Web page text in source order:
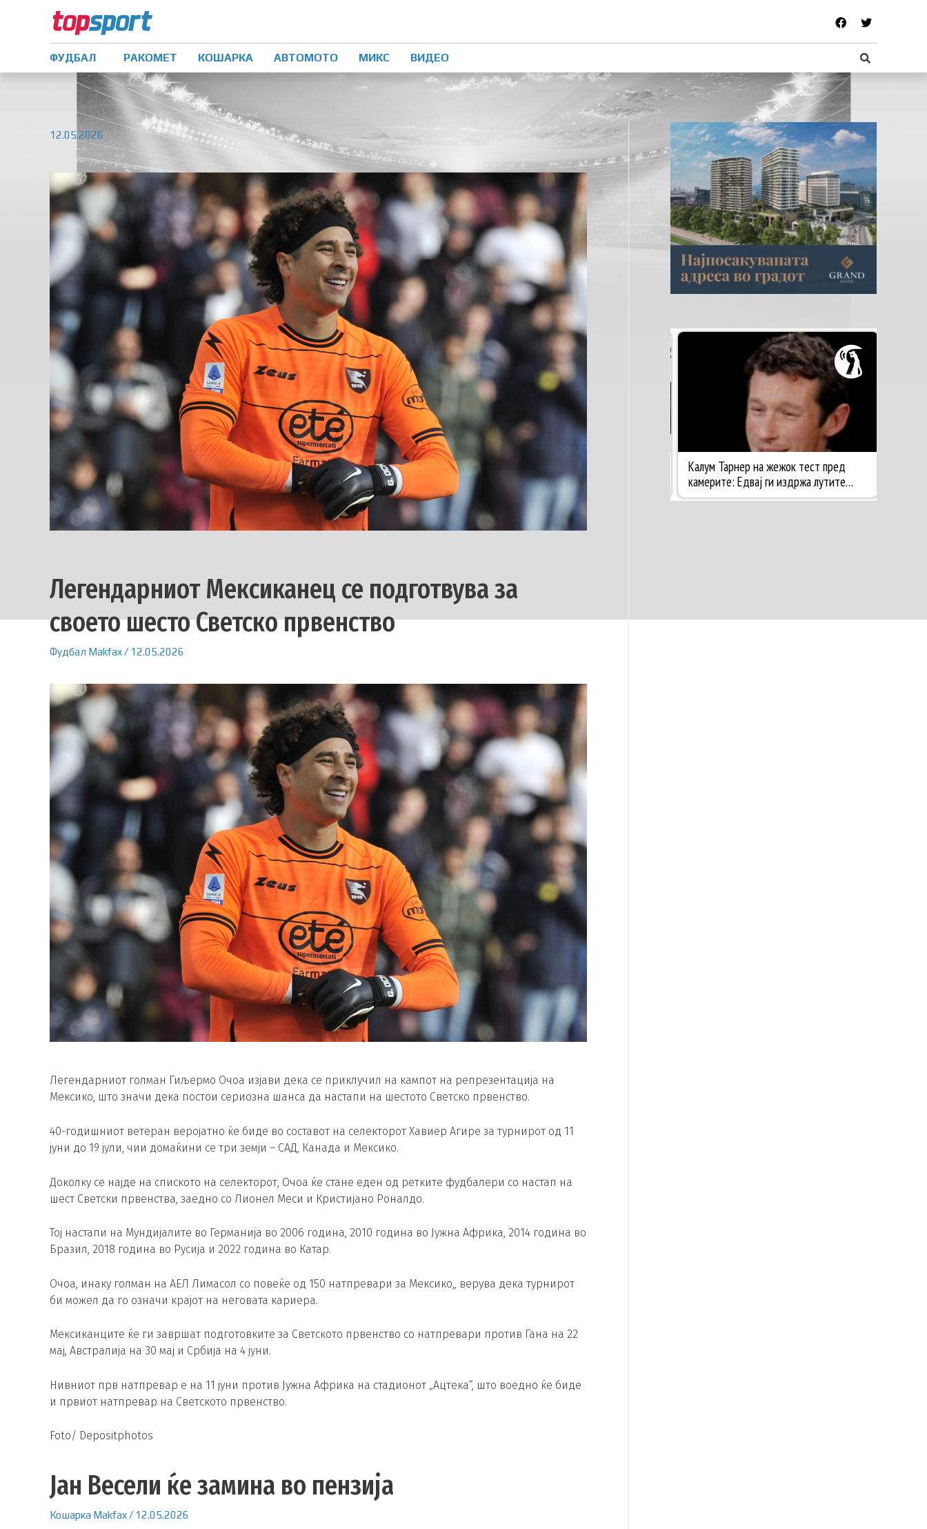
ФУДБАЛ РАКОМЕТ КОШАРКА АВТОМОТО МИКС ВИДЕО
12.05.2026
Легендарниот Мексиканец се подготвува за
своето шесто Светско првенство
Фудбал Makfax/ 12.05.2026
Легендарниот голман Гиљермо Очоа изјави дека се приклучил на кампот на репрезентација на
Мексико, што значи дека постои сериозна шанса да настапи на шестото Светско првенство.
40-годишниот ветеран веројатно ќе биде во составот на селекторот Хавиер Агире за турнирот од 11
јуни до 19 јули, чии домаќини се три земји – САД, Канада и Мексико.
Доколку се најде на спиското на селекторот, Очоа ќе стане еден од ретките фудбалери со настап на
шест Светски првенства, заедно со Лионел Меси и Кристијано Роналдо.
Тој настапи на Мундијалите во Германија во 2006 година, 2010 година во Јужна Африка, 2014 година во
Бразил, 2018 година во Русија и 2022 година во Катар.
Очоа, инаку голман на АЕЛ Лимасол со повеќе од 150 натпревари за Мексико,, верува дека турнирот
би можел да го означи крајот на неговата кариера.
Мексиканците ќе ги завршат подготовките за Светското првенство со натпревари против Гана на 22
мај, Австралија на 30 мај и Србија на 4 јуни.
Нивниот прв натпревар е на 11 јуни против Јужна Африка на стадионот „Ацтека“, што воедно ќе биде
и првиот натпревар на Светското првенство.
Foto/ Depositphotos
Јан Весели ќе замина во пензија
Кошарка Makfax/ 12.05.2026